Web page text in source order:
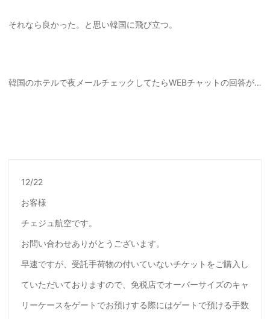
それなら良かった。と思い韓国に飛び立つ。
韓国のホテルで夜メールチェックしてたらWEBチャットの回答が…
12/22
お客様
チェジュ航空です。
お問い合わせありがとうございます。
早速ですが、受託手荷物の付いていないチケットをご購入し
ていただいておりますので、免税店でオーバーサイズのキャ
リーケースをゲートでお預けする際にはゲートで預ける手数